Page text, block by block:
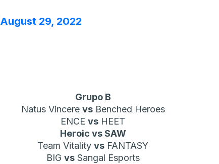
August 29, 2022
Grupo B
Natus Vincere vsBenched Heroes
ENCE vs HEET
Heroic vs SAW
Team Vitality vs FANTASY
BIG vsSangal Esports